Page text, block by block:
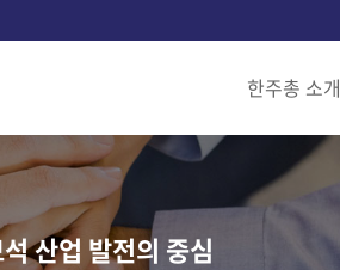
한주총 소개
산업 발전의 중심